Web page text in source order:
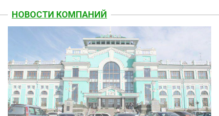
НОВОСТИ КОМПАНИЙ